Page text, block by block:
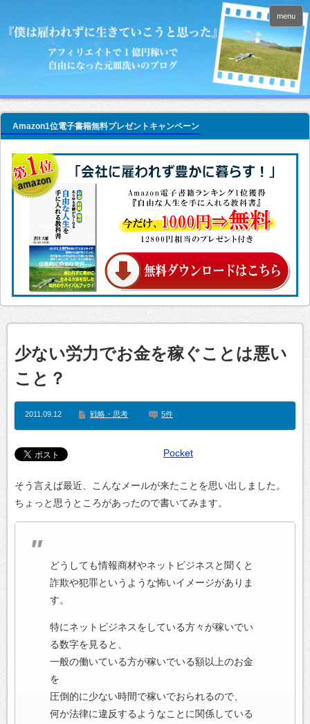
menu
Amazon1位電子書籍無料プレゼントキャンペーン
少ない労力でお金を稼ぐことは悪い
こと？
2011.09.12 戦略・思考 5件
Pocket
そう言えば最近、こんなメールが来たことを思い出しました。
ちょっと思うところがあったので書いてみます。
どうしても情報商材やネットビジネスと聞くと
詐欺や犯罪というような怖いイメージがありま
す。
特にネットビジネスをしている方々が稼いでい
る数字を見ると、
一般の働いている方が稼いでいる額以上のお金
を
圧倒的に少ない時間で稼いでおられるので、
何か法律に違反するようなことに関係している